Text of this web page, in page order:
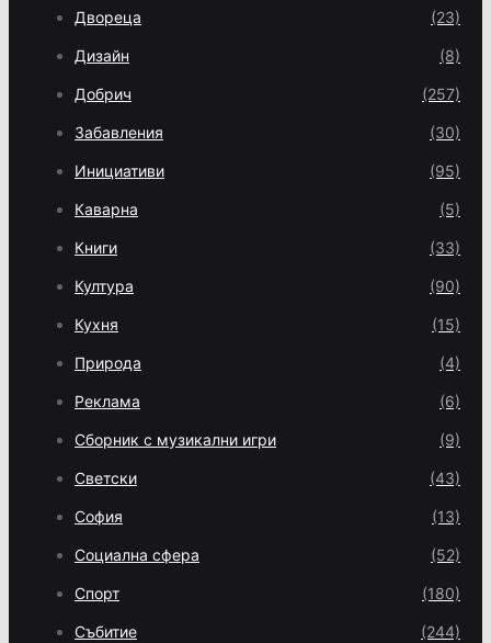
Двореца (23)
Дизайн (8)
Добрич (257)
Забавления (30)
Инициативи (95)
Каварна (5)
Книги (33)
Култура (90)
Кухня (15)
Природа (4)
Реклама (6)
Сборник с музикални игри (9)
Светски (43)
София (13)
Социална сфера (52)
Спорт (180)
Събитие (244)